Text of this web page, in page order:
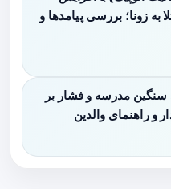
ابتلا به زونا؛ بررسی پیامدها و
سنگین مدرسه و فشار بر
و راهنمای والدین